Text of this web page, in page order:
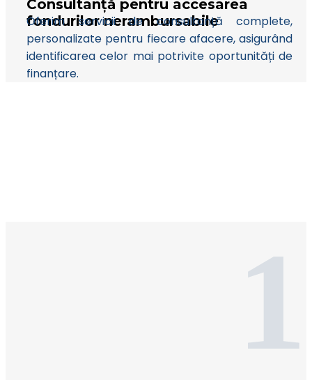
Consultanță pentru accesarea
fondurilor nerambursabile
Oferim servicii de consultanță complete,
personalizate pentru fiecare afacere, asigurând
identificarea celor mai potrivite oportunități de
finanțare.
1